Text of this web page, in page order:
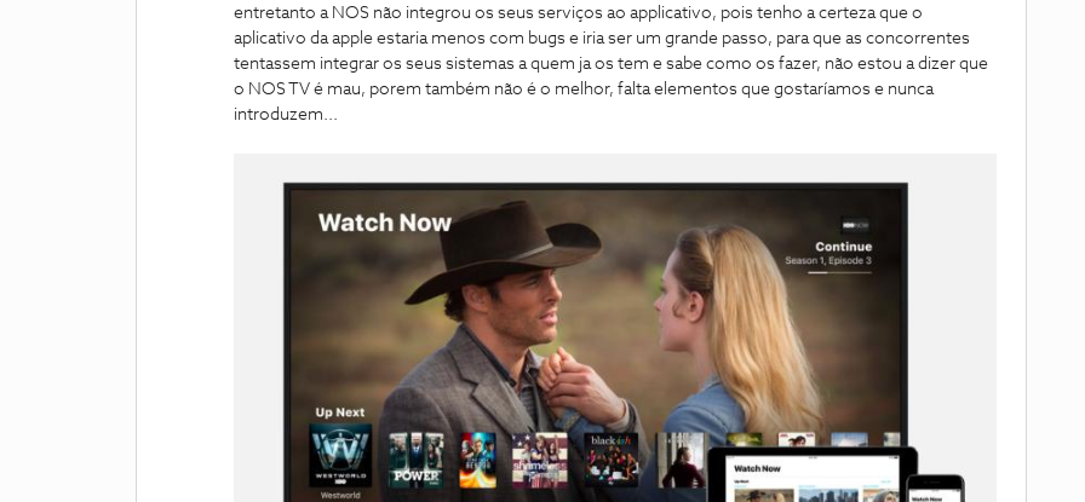
entretanto a NOS não integrou os seus serviços ao applicativo, pois tenho a certeza que o
aplicativo da apple estaria menos com bugs e iria ser um grande passo, para que as concorrentes
tentassem integrar os seus sistemas a quem ja os tem e sabe como os fazer, não estou a dizer que
o NOS TV é mau, porem também não é o melhor, falta elementos que gostaríamos e nunca
introduzem...